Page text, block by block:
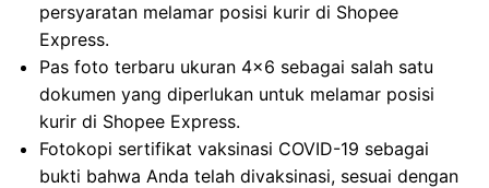
persyaratan melamar posisi kurir di Shopee
Express.
Pas foto terbaru ukuran 4×6 sebagai salah satu
dokumen yang diperlukan untuk melamar posisi
kurir di Shopee Express.
Fotokopi sertifikat vaksinasi COVID-19 sebagai
bukti bahwa Anda telah divaksinasi, sesuai dengan